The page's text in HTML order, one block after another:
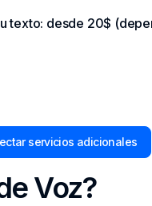
texto: desde 20$
servicios adicionales
Voz?